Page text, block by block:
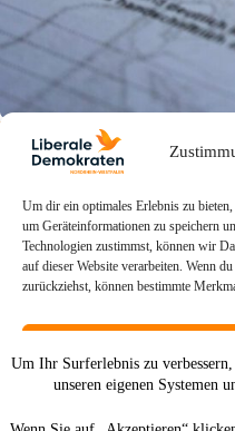
Um dir ein optimales Erlebnis zu
um Geräteinformationen zu speichern
Technologien zustimmst, können wir
auf dieser Website verarbeiten. Wenn
zurückziehst, können bestimmte
Um Ihr Surferlebnis zu
unseren eigenen Systemen
Die neue Wahlrechts-Bürokratie
9. Februar 2026